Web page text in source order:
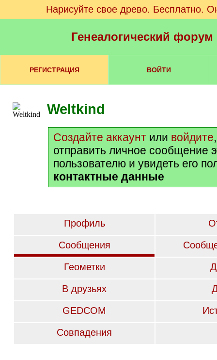
Нарисуйте свое древо. Бесплатно.
Генеалогический
РЕГИСТРАЦИЯ ВОЙТИ
Weltkind
Создайте аккаунт или войдите
отправить личное сообщение
пользователю и увидеть его
контактные данные
Профиль
Сообщения
Геометки
В друзьях
GEDCOM
Совпадения